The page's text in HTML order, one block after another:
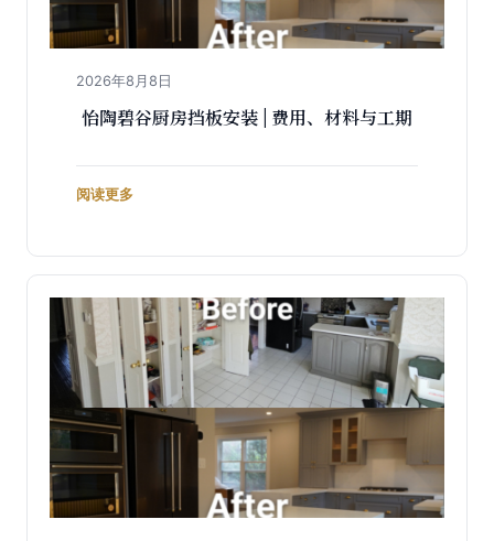
2026年8月8日
怡陶碧谷厨房挡板安装 | 费用、材料与工期
阅读更多